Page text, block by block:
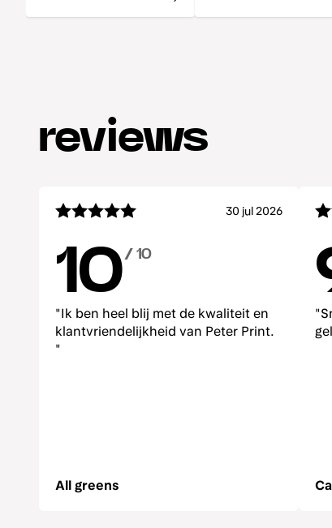
reviews
30 jul 2026
10/ 10
"Ik ben heel blij met de kwaliteit en
klantvriendelijkheid van Peter Print.
"
All greens